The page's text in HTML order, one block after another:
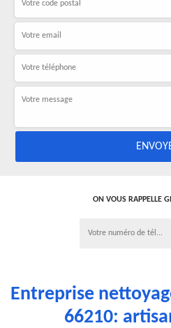
ON VOUS RAPPELLE
Entreprise
66210: